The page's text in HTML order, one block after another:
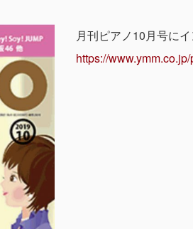
月刊ピアノ10月号に
https://